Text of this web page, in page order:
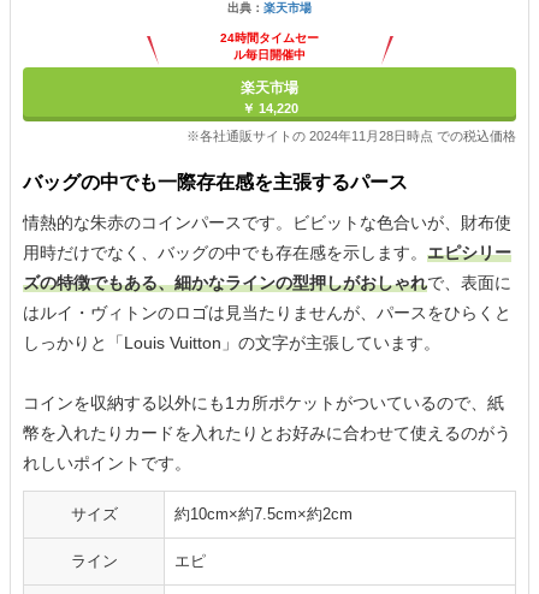
出典： 楽天市場
24時間タイムセー
ル毎日開催中
楽天市場
￥ 14,220
※各社通販サイトの 2024年11月28日時点 での税込価格
バッグの中でも一際存在感を主張するパース
情熱的な朱赤のコインパースです。ビビットな色合いが、財布使
用時だけでなく、バッグの中でも存在感を示します。 エピシリー
ズの特徴でもある、細かなラインの型押しがおしゃれで、表面に
はルイ・ヴィトンのロゴは見当たりませんが、パースをひらくと
しっかりと「Louis Vuitton」の文字が主張しています。
コインを収納する以外にも1カ所ポケットがついているので、紙
幣を入れたりカードを入れたりとお好みに合わせて使えるのがう
れしいポイントです。
サイズ 約10cm×約7.5cm×約2cm
ライン エピ